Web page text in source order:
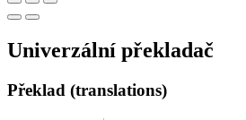
Univerzální překladač
Překlad (translations)